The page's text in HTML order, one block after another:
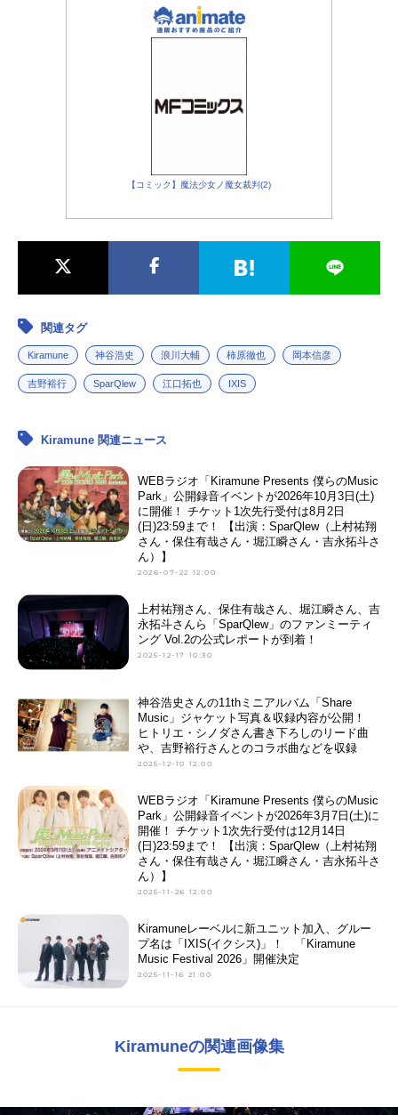
【コミック】魔法少女ノ魔女裁判(2)
関連タグ
Kiramune 神谷浩史 浪川大輔 柿原徹也 岡本信彦
吉野裕行 SparQlew 江口拓也 IXIS
Kiramune 関連ニュース
WEBラジオ「Kiramune Presents 僕らのMusic
Park」公開録音イベントが2026年10月3日(土)
に開催！ チケット1次先行受付は8月2日
(日)23:59まで！ 【出演：SparQlew（上村祐翔
さん・保住有哉さん・堀江瞬さん・吉永拓斗さ
ん）】
2026-07-22 12:00
上村祐翔さん、保住有哉さん、堀江瞬さん、吉
永拓斗さんら「SparQlew」のファンミーティ
ング Vol.2の公式レポートが到着！
2025-12-17 10:30
神谷浩史さんの11thミニアルバム「Share
Music」ジャケット写真＆収録内容が公開！
ヒトリエ・シノダさん書き下ろしのリード曲
や、吉野裕行さんとのコラボ曲などを収録
2025-12-10 12:00
WEBラジオ「Kiramune Presents 僕らのMusic
Park」公開録音イベントが2026年3月7日(土)に
開催！ チケット1次先行受付は12月14日
(日)23:59まで！ 【出演：SparQlew（上村祐翔
さん・保住有哉さん・堀江瞬さん・吉永拓斗さ
ん）】
2025-11-26 12:00
Kiramuneレーベルに新ユニット加入、グルー
プ名は「IXIS(イクシス)」！ 「Kiramune
Music Festival 2026」開催決定
2025-11-16 21:00
Kiramuneの関連画像集